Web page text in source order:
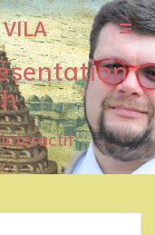
interactif